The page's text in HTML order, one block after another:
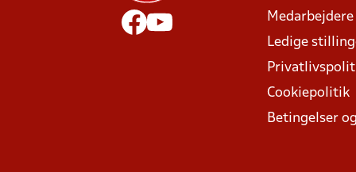
Medarbejdere
Ledige
Cookiepolitik
Betingelser